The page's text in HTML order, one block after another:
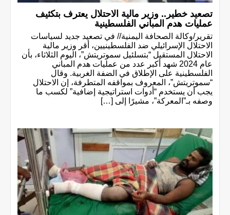
تصعيد خطير.. وزير مالية الاحتلال يعترف بتكثيف
عمليات هدم المباني الفلسطينية
تقرير/وكالة الصحافة اليمنية// في تصعيد جديد لسياسات
الاحتلال الإسرائيلي ضد الفلسطينيين، أقر وزير مالية
الاحتلال المستقيل “بتسلئيل سموتريتش”، اليوم الثلاثاء، بأن
عام 2024 شهد أكبر عدد من عمليات هدم المباني
الفلسطينية على الإطلاق في الضفة الغربية. وقال
“سموتريتش”، المعروف بمواقفه المتطرفة، إن الاحتلال
يجب أن يستخدم “أدوات استراتيجية إضافية” لكسب ما
وصفه بـ”المعركة”، مشيرًا إلى […]